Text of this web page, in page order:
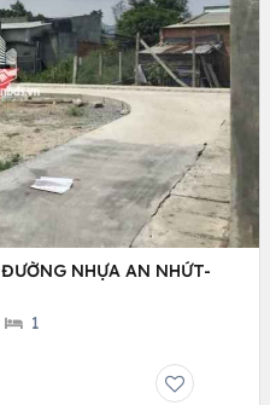
NHỰA AN NHỨT-
1